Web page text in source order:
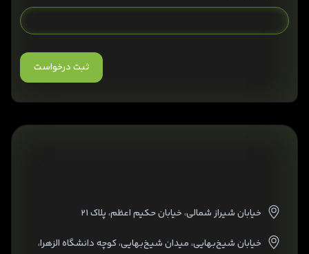
خیابان شیراز شمالی، خیابان حکیم اعظم، پلاک ۲۱
خیابان شیخ‌بهایی، میدان شیخ‌بهایی، کوچه دانشگاه الزهرا،